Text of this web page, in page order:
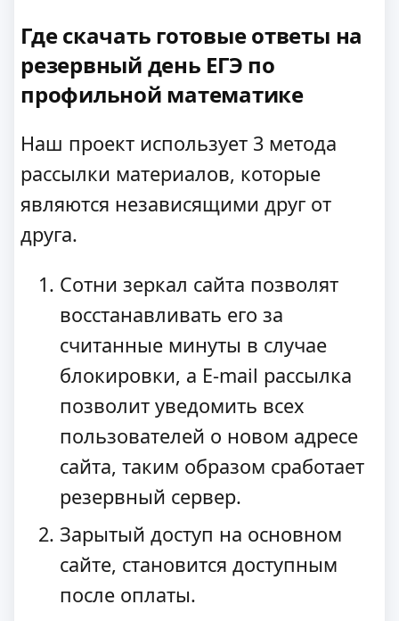
Где скачать готовые ответы на
резервный день ЕГЭ по
профильной математике
Наш проект использует 3 метода
рассылки материалов, которые
являются независящими друг от
друга.
Сотни зеркал сайта позволят
восстанавливать его за
считанные минуты в случае
блокировки, а E-mail рассылка
позволит уведомить всех
пользователей о новом адресе
сайта, таким образом сработает
резервный сервер.
Зарытый доступ на основном
сайте, становится доступным
после оплаты.